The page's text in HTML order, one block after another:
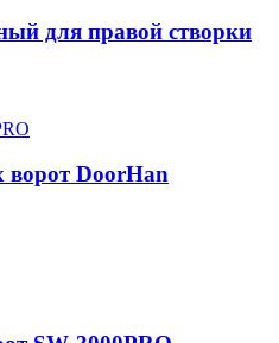
для правой створки
DoorHan